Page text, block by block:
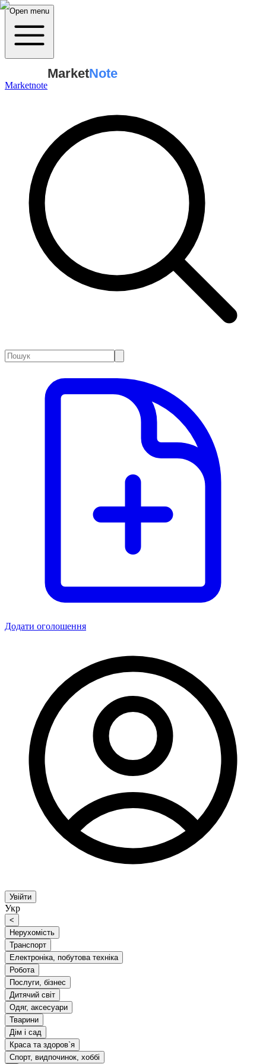
Open menu
Marketnote
MarketNote
Додати оголошення
Увійти
Укр
<
Нерухомість
Транспорт
Електроніка, побутова техніка
Робота
Послуги, бізнес
Дитячий світ
Одяг, аксесуари
Тварини
Дім і сад
Краса та здоров`я
Спорт, видпочинок, хоббі